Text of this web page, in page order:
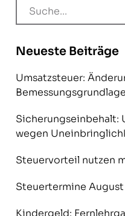
Neueste Beiträge
Umsatzsteuer:
Bemessungsgrundlage
Sicherungseinbehalt:
wegen
Steuervorteil nutzen
Steuertermine
Kindergeld: